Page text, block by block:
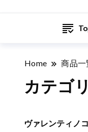
Home 商品一
カテゴ
ヴァレンティノ